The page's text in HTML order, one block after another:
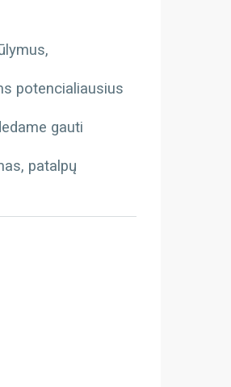
potencialiausius
gauti
patalpų